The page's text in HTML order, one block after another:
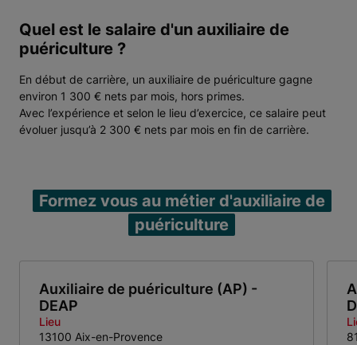
Quel est le salaire d'un auxiliaire de
puériculture ?
En début de carrière, un auxiliaire de puériculture gagne
environ 1 300 € nets par mois, hors primes.
Avec l’expérience et selon le lieu d’exercice, ce salaire peut
évoluer jusqu’à 2 300 € nets par mois en fin de carrière.
Formez vous au métier d'auxiliaire de
puériculture
Auxiliaire de puériculture (AP) -
DEAP
Lieu
13100 Aix-en-Provence